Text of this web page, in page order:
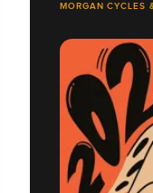
MORGAN CYCLES